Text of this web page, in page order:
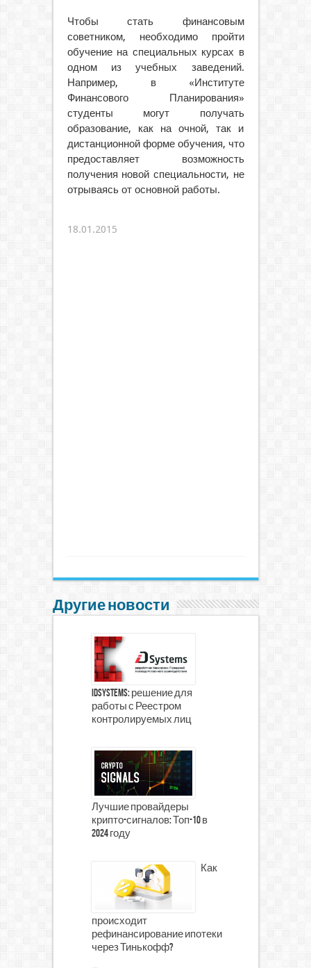
Чтобы стать финансовым
советником, необходимо пройти
обучение на специальных курсах в
одном из учебных заведений.
Например, в «Институте
Финансового Планирования»
студенты могут получать
образование, как на очной, так и
дистанционной форме обучения, что
предоставляет возможность
получения новой специальности, не
отрываясь от основной работы.
18.01.2015
Другие новости
iDSystems: решение для
работы с Реестром
контролируемых лиц
Лучшие провайдеры
крипто-сигналов: Топ-10 в
2024 году
Как
происходит
рефинансирование ипотеки
через Тинькофф?